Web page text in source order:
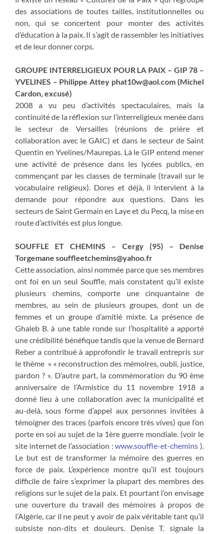
des associations de toutes tailles, institutionnelles ou
non, qui se concertent pour monter des activités
d’éducation à la paix. Il s’agit de rassembler les initiatives
et de leur donner corps.
GROUPE INTERRELIGIEUX POUR LA PAIX – GIP 78 –
YVELINES – Philippe Attey phat10w@aol.com (Michel
Cardon, excusé)
2008 a vu peu d’activités spectaculaires, mais la
continuité de la réflexion sur l’interreligieux menée dans
le secteur de Versailles (réunions de prière et
collaboration avec le GAIC) et dans le secteur de Saint
Quentin en Yvelines/Maurepas. Là le GIP entend mener
une activité de présence dans les lycées publics, en
commençant par les classes de terminale (travail sur le
vocabulaire religieux). Dores et déjà, il intervient à la
demande pour répondre aux questions. Dans les
secteurs de Saint Germain en Laye et du Pecq, la mise en
route d’activités est plus longue.
SOUFFLE ET CHEMINS – Cergy (95) – Denise
Torgemane souffleetchemins@yahoo.fr
Cette association, ainsi nommée parce que ses membres
ont foi en un seul Souffle, mais constatent qu’il existe
plusieurs chemins, comporte une cinquantaine de
membres, au sein de plusieurs groupes, dont un de
femmes et un groupe d’amitié mixte. La présence de
Ghaleb B. à une table ronde sur l’hospitalité a apporté
une crédibilité bénéfique tandis que la venue de Bernard
Reber a contribué à approfondir le travail entrepris sur
le thème » « reconstruction des mémoires, oubli, justice,
pardon ? ». D’autre part, la commémoration du 90 ème
anniversaire de l’Armistice du 11 novembre 1918 a
donné lieu à une collaboration avec la municipalité et
au-delà, sous forme d’appel aux personnes invitées à
témoigner des traces (parfois encore très vives) que l’on
porte en soi au sujet de la 1ère guerre mondiale. (voir le
site internet de l’association :www.souffle-et-chemins).
Le but est de transformer la mémoire des guerres en
force de paix. L’expérience montre qu’il est toujours
difficile de faire s’exprimer la plupart des membres des
religions sur le sujet de la paix. Et pourtant l’on envisage
une ouverture du travail des mémoires à propos de
l’Algérie, car il ne peut y avoir de paix véritable tant qu’il
subsiste non-dits et douleurs. Denise T. signale la